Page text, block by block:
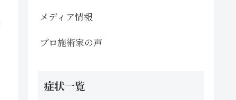
メディア情報
プロ施術家の声
症状一覧